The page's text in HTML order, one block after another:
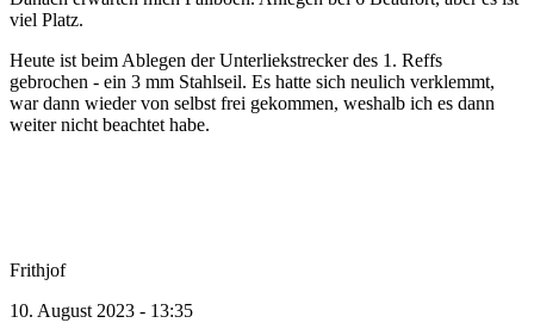
viel Platz.
Heute ist beim Ablegen der Unterliekstrecker des 1. Reffs
gebrochen - ein 3 mm Stahlseil. Es hatte sich neulich verklemmt,
war dann wieder von selbst frei gekommen, weshalb ich es dann
weiter nicht beachtet habe.
Frithjof
10. August 2023 - 13:35